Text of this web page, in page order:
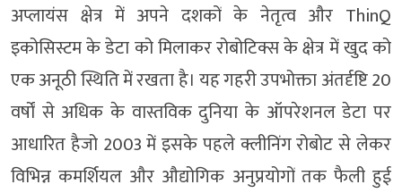
अप्लायंस क्षेत्र में अपने दशकों के नेतृत्व और ThinQ
इकोसिस्टम के डेटा को मिलाकर रोबोटिक्स के क्षेत्र में खुद को
एक अनूठी स्थिति में रखता है। यह गहरी उपभोक्ता अंतर्दृष्टि 20
वर्षों से अधिक के वास्तविक दुनिया के ऑपरेशनल डेटा पर
आधारित हैजो 2003 में इसके पहले क्लीनिंग रोबोट से लेकर
विभिन्न कमर्शियल और औद्योगिक अनुप्रयोगों तक फैली हुई